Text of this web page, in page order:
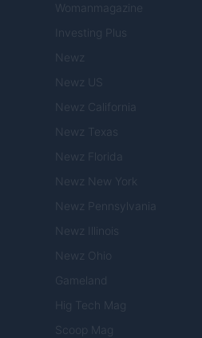
Womanmagazine
Investing Plus
Newz
Newz US
Newz California
Newz Texas
Newz Florida
Newz New York
Newz Pennsylvania
Newz Illinois
Newz Ohio
Gameland
Hig Tech Mag
Scoop Mag